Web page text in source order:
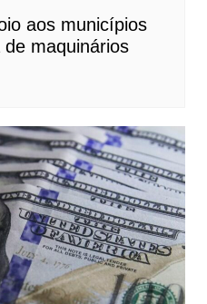
aos municípios
maquinários